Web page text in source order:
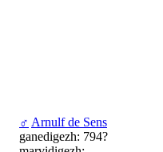
♂ Arnulf de Sens
ganedigezh: 794?